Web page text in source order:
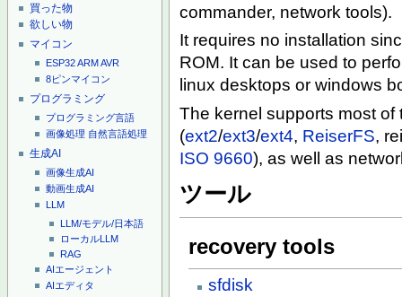
買った物
欲しい物
マイコン
ESP32ARMAVR
8ピンマイコン
プログラミング
プログラミング言語
画像処理 自然言語処理
生成AI
画像生成AI
動画生成AI
LLM
LLM/モデル/日本語
ローカルLLM
RAG
AIエージェント
AIエディタ
commander, network tools).
It requires no installation
ROM. It can be used to
linux desktops or windows
The kernel supports most of
(ext2/ext3/ext4, ReiserFS,
ISO 9660), as well as
ツール
recovery tools
sfdisk